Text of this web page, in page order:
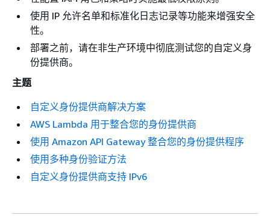
使用 IP 允许名单和标准化日志记录等功能来增强安全
性。
部署之前，请在非生产环境中彻底测试您的自定义身
份提供商。
主题
自定义身份提供商解决方案
AWS Lambda 用于整合您的身份提供商
使用 Amazon API Gateway 整合您的身份提供程序
使用多种身份验证方法
自定义身份提供商支持 IPv6